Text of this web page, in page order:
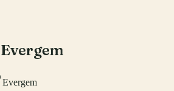
Evergem